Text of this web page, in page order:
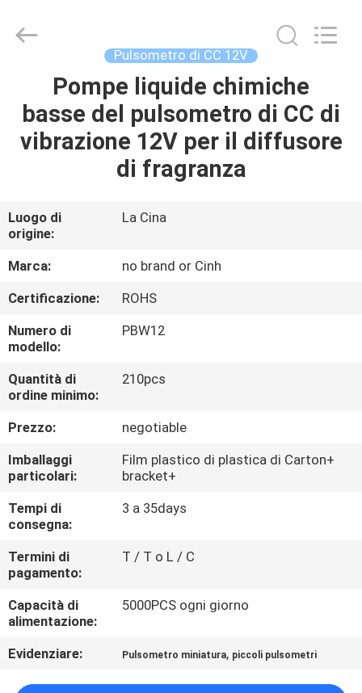
CASA
PRODOTTI
NOI
GIRO
DELLA
FABBRICA
CONTROLLO
DI
QUALITÀ
CONTATTICI
NOTIZIE
MAPPA
DEL
group
co.,limited.
Pulsometro di CC 12V
Pompe liquide chimiche
basse del pulsometro di CC di
vibrazione 12V per il diffusore
di fragranza
Luogo di
origine:
La Cina
Marca:
no brand or Cinh
Certificazione:
ROHS
Numero di
modello:
PBW12
Quantità di
ordine minimo:
210pcs
Prezzo:
negotiable
Imballaggi
particolari:
Film plastico di plastica di Carton+
bracket+
Tempi di
consegna:
3 a 35days
Termini di
pagamento:
T / T o L / C
Capacità di
alimentazione:
5000PCS ogni giorno
Evidenziare: Pulsometro miniatura, piccoli pulsometri